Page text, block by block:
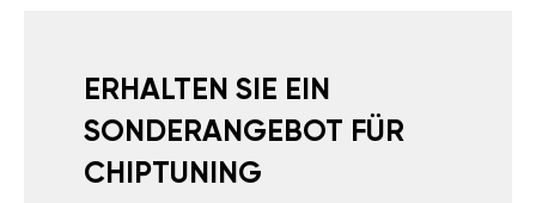
ERHALTEN SIE EIN
SONDERANGEBOT FÜR
CHIPTUNING